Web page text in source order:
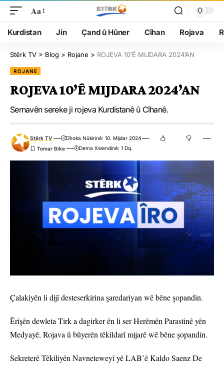
Aa
Kurdistan Jin Çand û Hûner Cîhan Rojava
Stêrk TV > Blog > Rojane > ROJEVA 10’Ê MIJDARA 2024’AN
ROJANE
ROJEVA 10’Ê MIJDARA 2024’AN
Sernavên sereke ji rojeva Kurdistanê û Cîhanê.
Stêrk TV
Dîroka Nûkirinê: 10. Mijdar 2024
Dema Xwendinê: 1 Dq.
Çalakiyên li dijî desteserkirina şaredariyan wê bêne şopandin.
Êrîşên dewleta Tirk a dagirker ên li ser Herêmên Parastinê yên
Medyayê, Rojava û bûyerên têkildarî mijarê wê bêne şopandin.
Sekreterê Têkiliyên Navneteweyî yê LAB’ê Kaldo Saenz De